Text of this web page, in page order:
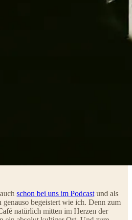
auch schon bei uns im Podcast und als
begeistert wie ich. Denn zum
natürlich mitten im Herzen der